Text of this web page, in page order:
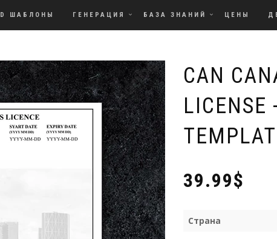
ШАБЛОНЫ ГЕНЕРАЦИЯ БАЗА ЗНАНИЙ ЦЕНЫ
CAN
LICENSE
39.99$
Страна